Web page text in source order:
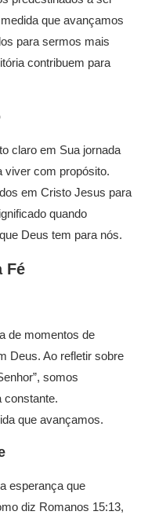
que avançamos
para sermos mais
contribuem para
claro em Sua jornada
viver com propósito.
em Cristo Jesus para
quando
Deus tem para nós.
Fé
de momentos de
Deus. Ao refletir sobre
somos
constante.
que avançamos.
esperança que
diz Romanos 15:13,